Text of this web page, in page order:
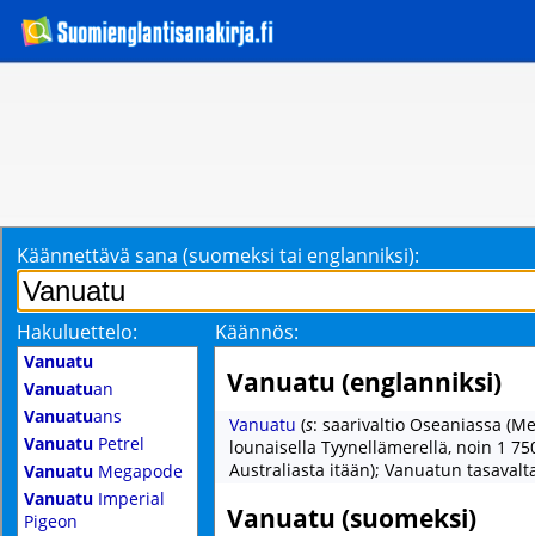
Käännettävä sana (suomeksi tai englanniksi):
Hakuluettelo: Käännös:
Vanuatu
Vanuatuan
Vanuatuans
Vanuatu Petrel
Vanuatu Megapode
Vanuatu Imperial
Pigeon
Vanuatu (englanniksi)
Vanuatu (s: saarivaltio Oseaniassa
lounaisella Tyynellämerellä, noin 1
Australiasta itään); Vanuatun
Vanuatu (suomeksi)